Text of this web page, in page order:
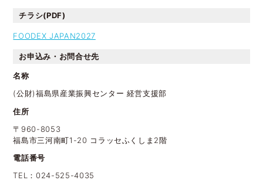
チラシ(PDF)
FOODEX JAPAN2027
お申込み・お問合せ先
名称
(公財)福島県産業振興センター 経営支援部
住所
〒960-8053
福島市三河南町1-20 コラッセふくしま2階
電話番号
TEL：024-525-4035